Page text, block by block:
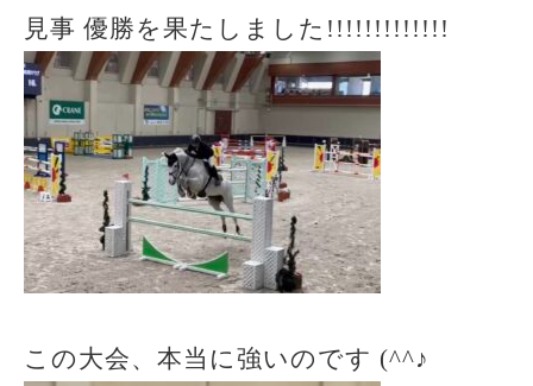
見事 優勝を果たしました!!!!!!!!!!!!!
この大会、本当に強いのです (^^♪